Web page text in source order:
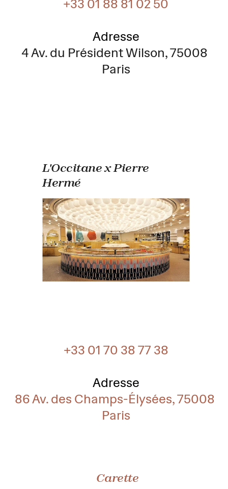
+33 01 70 38 77 38
Adresse
86 Av. des Champs-Élysées, 75008
Paris
L'Occitane x Pierre
Hermé
Adresse
4 Av. du Président Wilson, 75008
Paris
Carette